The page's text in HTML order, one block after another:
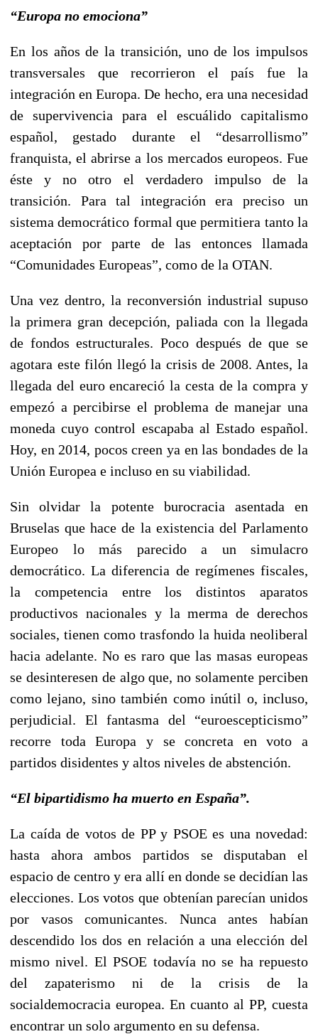
“Europa no emociona”
En los años de la transición, uno de los impulsos
transversales que recorrieron el país fue la
integración en Europa. De hecho, era una necesidad
de supervivencia para el escuálido capitalismo
español, gestado durante el “desarrollismo”
franquista, el abrirse a los mercados europeos. Fue
éste y no otro el verdadero impulso de la
transición. Para tal integración era preciso un
sistema democrático formal que permitiera tanto la
aceptación por parte de las entonces llamada
“Comunidades Europeas”, como de la OTAN.
Una vez dentro, la reconversión industrial supuso
la primera gran decepción, paliada con la llegada
de fondos estructurales. Poco después de que se
agotara este filón llegó la crisis de 2008. Antes, la
llegada del euro encareció la cesta de la compra y
empezó a percibirse el problema de manejar una
moneda cuyo control escapaba al Estado español.
Hoy, en 2014, pocos creen ya en las bondades de la
Unión Europea e incluso en su viabilidad.
Sin olvidar la potente burocracia asentada en
Bruselas que hace de la existencia del Parlamento
Europeo lo más parecido a un simulacro
democrático. La diferencia de regímenes fiscales,
la competencia entre los distintos aparatos
productivos nacionales y la merma de derechos
sociales, tienen como trasfondo la huida neoliberal
hacia adelante. No es raro que las masas europeas
se desinteresen de algo que, no solamente perciben
como lejano, sino también como inútil o, incluso,
perjudicial. El fantasma del “euroescepticismo”
recorre toda Europa y se concreta en voto a
partidos disidentes y altos niveles de abstención.
“El bipartidismo ha muerto en España”.
La caída de votos de PP y PSOE es una novedad:
hasta ahora ambos partidos se disputaban el
espacio de centro y era allí en donde se decidían las
elecciones. Los votos que obtenían parecían unidos
por vasos comunicantes. Nunca antes habían
descendido los dos en relación a una elección del
mismo nivel. El PSOE todavía no se ha repuesto
del zapaterismo ni de la crisis de la
socialdemocracia europea. En cuanto al PP, cuesta
encontrar un solo argumento en su defensa.